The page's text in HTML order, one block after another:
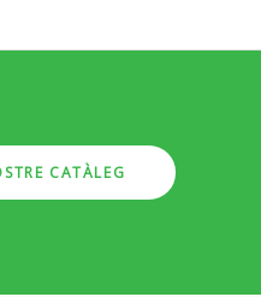
CATÀLEG